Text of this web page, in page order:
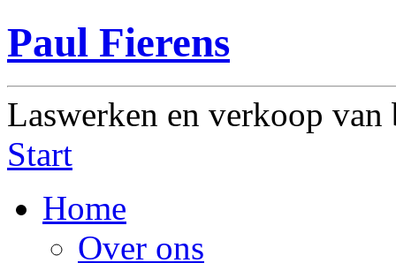
Paul Fierens
Laswerken en verkoop
Start
Home
Over ons